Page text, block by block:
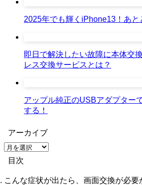
2025年でも輝くiPhone13！あと
即日で解決したい故障に本体交
レス交換サービスとは？
アップル純正のUSBアダプター
する！
アーカイブ
ア
ー
イ
目次
こんな症状が出たら、画面交換が必要